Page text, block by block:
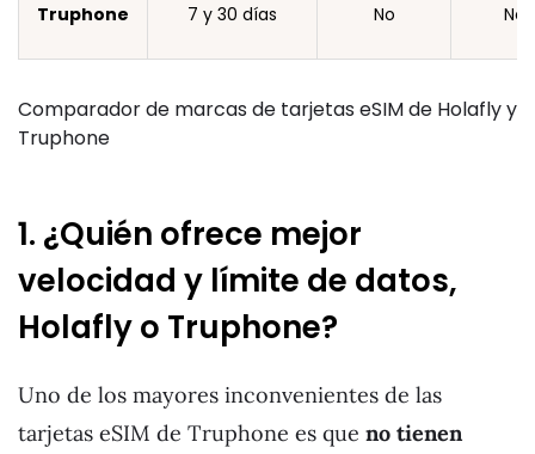
Truphone 7 y 30 días No No
Comparador de marcas de tarjetas eSIM de Holafly y
Truphone
1. ¿Quién ofrece mejor
velocidad y límite de datos,
Holafly o Truphone?
Uno de los mayores inconvenientes de las
tarjetas eSIM de Truphone es que no tienen